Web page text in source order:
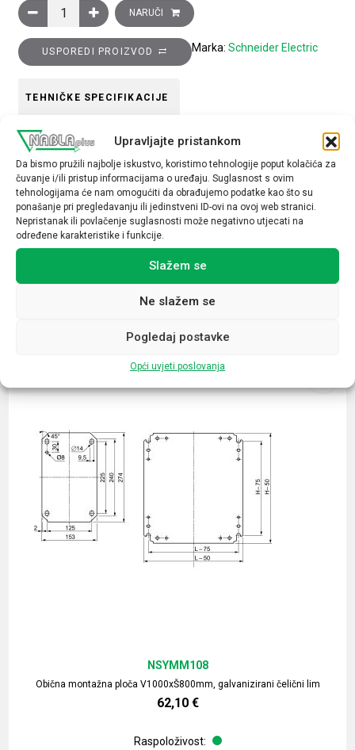
Upravljajte pristankom
Da bismo pružili najbolje iskustvo, koristimo tehnologije poput kolačića za
čuvanje i/ili pristup informacijama o uređaju. Suglasnost s ovim
tehnologijama će nam omogućiti da obrađujemo podatke kao što su
ponašanje pri pregledavanju ili jedinstveni ID-ovi na ovoj web stranici.
Nepristanak ili povlačenje suglasnosti može negativno utjecati na
određene karakteristike i funkcije.
Slažem se
Ne slažem se
Pogledaj postavke
Opći uvjeti poslovanja
Glava zelene izborne preklopke promjera 22, 2 položaja,
NARUČI
USPOREDI PROIZVOD Marka: Schneider Electric
TEHNIČKE SPECIFIKACIJE
Boja
Zelena
Tip opreme
glava preklopke
Obična montažna ploča V1000xŠ800mm, galvanizirani čelični lim
NSYMM108
62,10 €
Raspoloživost: